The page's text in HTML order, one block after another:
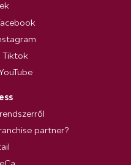
Tiktok
partner?